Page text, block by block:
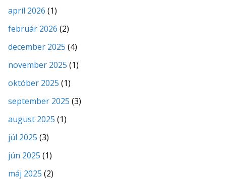
apríl 2026 (1)
február 2026 (2)
december 2025 (4)
november 2025 (1)
október 2025 (1)
september 2025 (3)
august 2025 (1)
júl 2025 (3)
jún 2025 (1)
máj 2025 (2)